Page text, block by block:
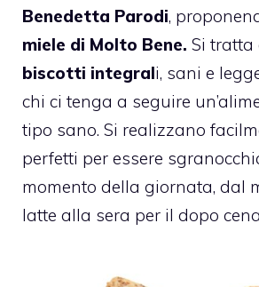
Benedetta Parodi,
miele di Molto Bene. Si tratta
biscotti integrali, sani e
chi ci tenga a seguire
tipo sano. Si realizzano
perfetti per essere
momento della giornata, dal
latte alla sera per il dopo